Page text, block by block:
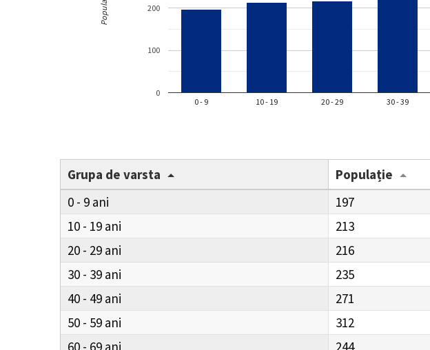
0 - 9 10 - 19 20 - 29 30 - 39
0
100
200
Populație
Grupa de varsta Populație
0 - 9
197
10 - 19
213
20 - 29
216
30 - 39
235
40 - 49
271
50 - 59
312